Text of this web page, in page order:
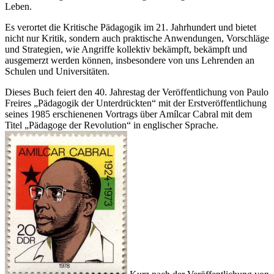
Leben.
Es verortet die Kritische Pädagogik im 21. Jahrhundert und bietet
nicht nur Kritik, sondern auch praktische Anwendungen, Vorschläge
und Strategien, wie Angriffe kollektiv bekämpft, bekämpft und
ausgemerzt werden können, insbesondere von uns Lehrenden an
Schulen und Universitäten.
Dieses Buch feiert den 40. Jahrestag der Veröffentlichung von Paulo
Freires „Pädagogik der Unterdrückten“ mit der Erstveröffentlichung
seines 1985 erschienenen Vortrags über Amílcar Cabral mit dem
Titel „Pädagoge der Revolution“ in englischer Sprache.